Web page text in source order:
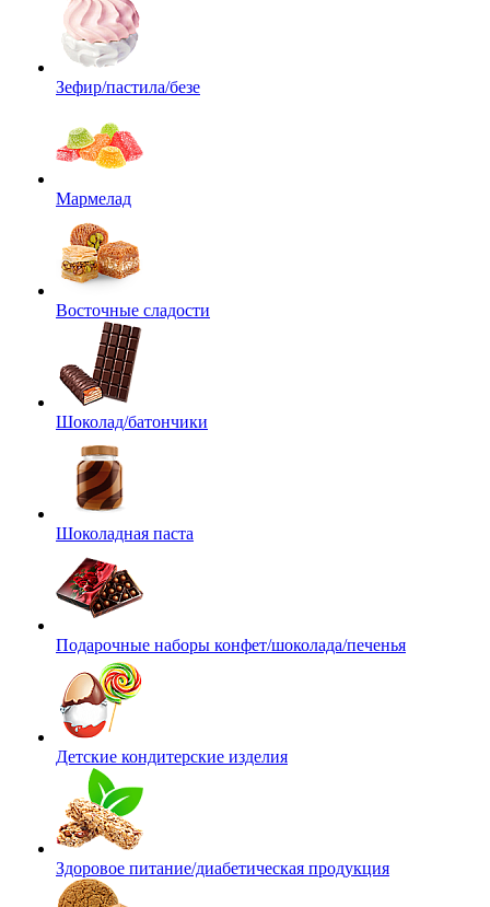
Зефир/пастила/безе
Мармелад
Восточные сладости
Шоколад/батончики
Шоколадная паста
Подарочные наборы конфет/шоколада/печенья
Детские кондитерские изделия
Здоровое питание/диабетическая продукция